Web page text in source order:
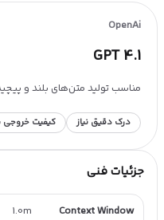
OpenAi
GPT 4.1
مناسب تولید متن‌های بلند و
درک دقیق نیاز کیفیت خروجی
جزئیات فنی
Context Window
1.0m